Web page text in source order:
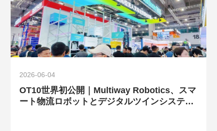
2026-06-04
OT10世界初公開｜Multiway Robotics、スマ
ート物流ロボットとデジタルツインシステム